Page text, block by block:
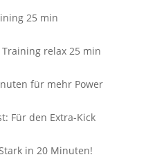
25 min
relax 25 min
für mehr Power
Für den Extra-Kick
in 20 Minuten!